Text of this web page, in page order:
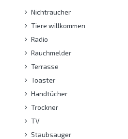
Nichtraucher
Tiere willkommen
Radio
Rauchmelder
Terrasse
Toaster
Handtücher
Trockner
TV
Staubsauger